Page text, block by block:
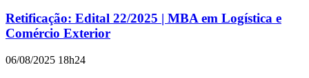
Retificação: Edital 22/2025 | MBA em Logística e
Comércio Exterior
06/08/2025 18h24